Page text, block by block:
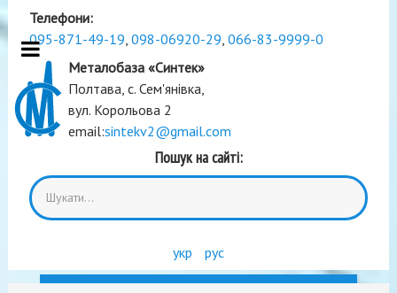
Телефони:
095-871-49-19, 098-06920-29, 066-83-9999-0
Металобаза «Синтек»
Полтава, с. Сем'янівка,
вул. Корольова 2
email:sintekv2@gmail.com
Пошук на сайті:
укр рус